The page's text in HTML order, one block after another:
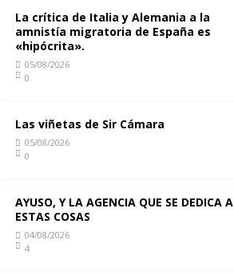
La crítica de Italia y Alemania a la
amnistía migratoria de España es
«hipócrita».
05/08/2026
0
Las viñetas de Sir Cámara
05/08/2026
0
AYUSO, Y LA AGENCIA QUE SE DEDICA A
ESTAS COSAS
04/08/2026
4